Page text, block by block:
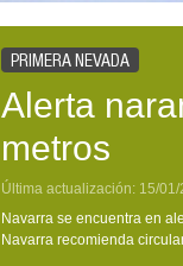
PRIMERA NEVADA
Alerta
metros
Última actualización: 15/01/
Navarra se encuentra en
Navarra recomienda